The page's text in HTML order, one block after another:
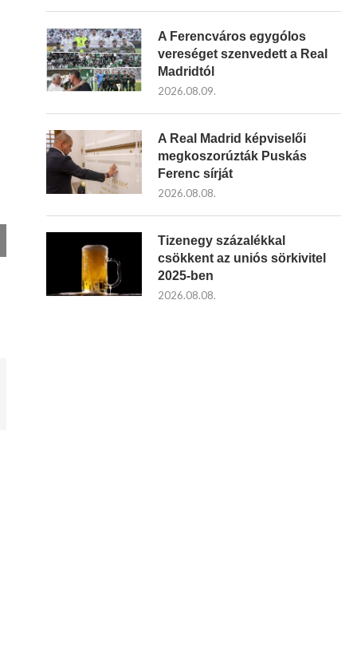
A Ferencváros egygólos
vereséget szenvedett a Real
Madridtól
2026.08.09.
A Real Madrid képviselői
megkoszorúzták Puskás
Ferenc sírját
2026.08.08.
Tizenegy százalékkal
csökkent az uniós sörkivitel
2025-ben
2026.08.08.